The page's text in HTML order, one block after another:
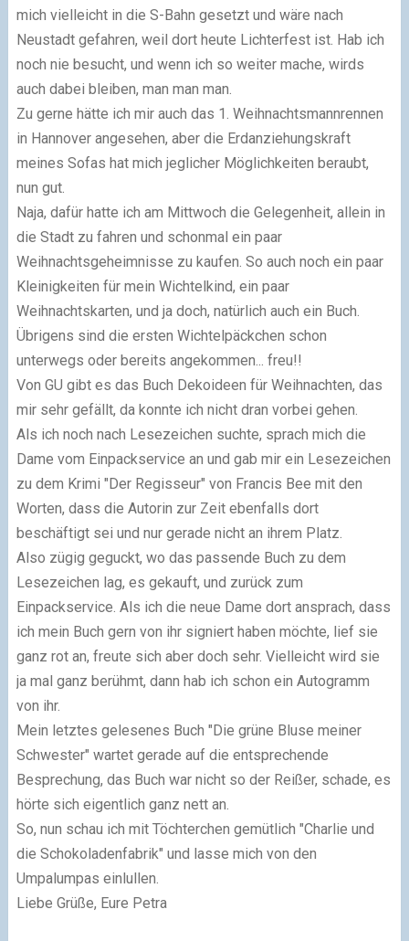
mich vielleicht in die S-Bahn gesetzt und wäre nach
Neustadt gefahren, weil dort heute Lichterfest ist. Hab ich
noch nie besucht, und wenn ich so weiter mache, wirds
auch dabei bleiben, man man man.
Zu gerne hätte ich mir auch das 1. Weihnachtsmannrennen
in Hannover angesehen, aber die Erdanziehungskraft
meines Sofas hat mich jeglicher Möglichkeiten beraubt,
nun gut.
Naja, dafür hatte ich am Mittwoch die Gelegenheit, allein in
die Stadt zu fahren und schonmal ein paar
Weihnachtsgeheimnisse zu kaufen. So auch noch ein paar
Kleinigkeiten für mein Wichtelkind, ein paar
Weihnachtskarten, und ja doch, natürlich auch ein Buch.
Übrigens sind die ersten Wichtelpäckchen schon
unterwegs oder bereits angekommen... freu!!
Von GU gibt es das Buch Dekoideen für Weihnachten, das
mir sehr gefällt, da konnte ich nicht dran vorbei gehen.
Als ich noch nach Lesezeichen suchte, sprach mich die
Dame vom Einpackservice an und gab mir ein Lesezeichen
zu dem Krimi "Der Regisseur" von Francis Bee mit den
Worten, dass die Autorin zur Zeit ebenfalls dort
beschäftigt sei und nur gerade nicht an ihrem Platz.
Also zügig geguckt, wo das passende Buch zu dem
Lesezeichen lag, es gekauft, und zurück zum
Einpackservice. Als ich die neue Dame dort ansprach, dass
ich mein Buch gern von ihr signiert haben möchte, lief sie
ganz rot an, freute sich aber doch sehr. Vielleicht wird sie
ja mal ganz berühmt, dann hab ich schon ein Autogramm
von ihr.
Mein letztes gelesenes Buch "Die grüne Bluse meiner
Schwester" wartet gerade auf die entsprechende
Besprechung, das Buch war nicht so der Reißer, schade, es
hörte sich eigentlich ganz nett an.
So, nun schau ich mit Töchterchen gemütlich "Charlie und
die Schokoladenfabrik" und lasse mich von den
Umpalumpas einlullen.
Liebe Grüße, Eure Petra